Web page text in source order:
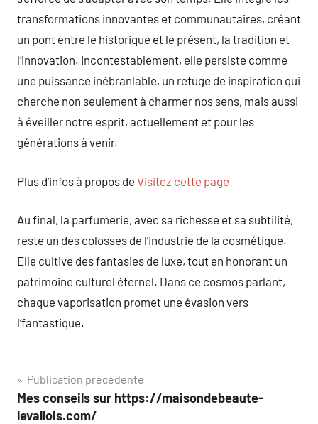
transformations innovantes et communautaires, créant
un pont entre le historique et le présent, la tradition et
l’innovation. Incontestablement, elle persiste comme
une puissance inébranlable, un refuge de inspiration qui
cherche non seulement à charmer nos sens, mais aussi
à éveiller notre esprit, actuellement et pour les
générations à venir.
Plus d’infos à propos de Visitez cette page
Au final, la parfumerie, avec sa richesse et sa subtilité,
reste un des colosses de l’industrie de la cosmétique.
Elle cultive des fantasies de luxe, tout en honorant un
patrimoine culturel éternel. Dans ce cosmos parlant,
chaque vaporisation promet une évasion vers
l’fantastique.
Navigation
de
Publication précédente
Mes conseils sur https://maisondebeaute-
levallois.com/